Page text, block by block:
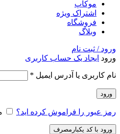
موکاپ
اشتراک ویژه
فروشگاه
وبلاگ
ورود / ثبت نام
ورود ایجاد یک حساب کاربری
نام کاربری یا آدرس ایمیل *
ورود
رمز عبور را فراموش کرده اید؟
ورود با کد یکبارمصرف